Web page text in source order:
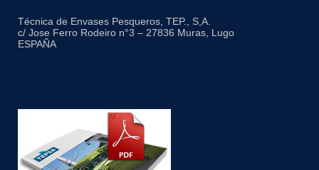
Técnica de Envases Pesqueros, TEP., S,A.
c/ Jose Ferro Rodeiro n°3 – 27836 Muras, Lugo
ESPAÑA